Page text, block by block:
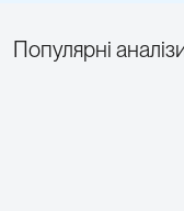
Популярні